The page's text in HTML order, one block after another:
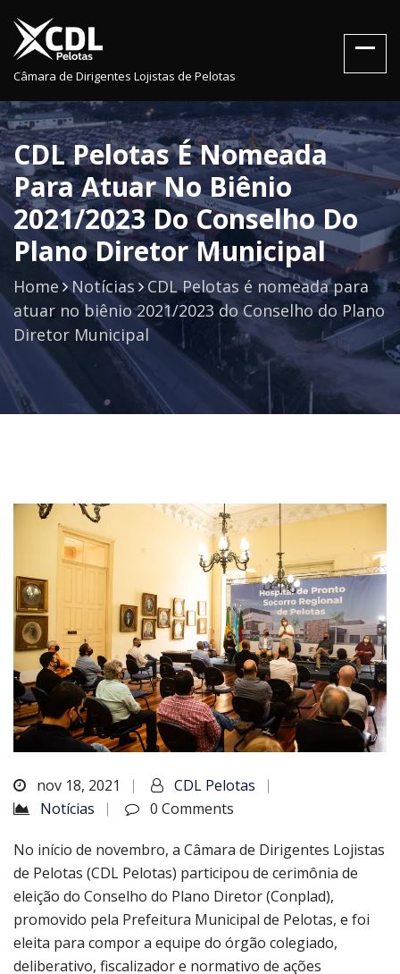
Câmara de Dirigentes Lojistas de Pelotas
CDL Pelotas É Nomeada
Para Atuar No Biênio
2021/2023 Do Conselho Do
Plano Diretor Municipal
Home Notícias
CDL Pelotas é nomeada para
atuar no biênio 2021/2023 do Conselho do Plano
Diretor Municipal
nov 18, 2021
CDL Pelotas
Notícias
0 Comments
No início de novembro, a Câmara de Dirigentes Lojistas
de Pelotas (CDL Pelotas) participou de cerimônia de
eleição do Conselho do Plano Diretor (Conplad),
promovido pela Prefeitura Municipal de Pelotas, e foi
eleita para compor a equipe do órgão colegiado,
deliberativo, fiscalizador e normativo de ações